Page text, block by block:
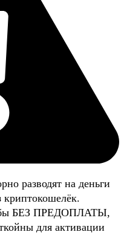
разводят на деньги
криптокошелёк.
БЕЗ ПРЕДОПЛАТЫ,
для активации